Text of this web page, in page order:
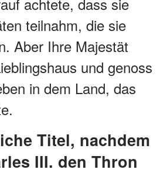
teilnahm, die sie
Aber Ihre Majestät
und genoss
in dem Land, das
III. den Thron